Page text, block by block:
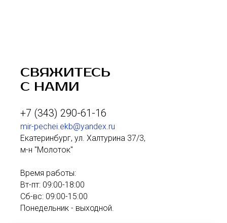
СВЯЖИТЕСЬ
С НАМИ
+7 (343) 290-61-16
mir-pechei.ekb@yandex.ru
Екатеринбург, ул. Халтурина 37/3,
м-н "Молоток"
Время работы:
Вт-пт: 09:00-18:00
Сб-вс: 09:00-15:00
Понедельник - выходной.